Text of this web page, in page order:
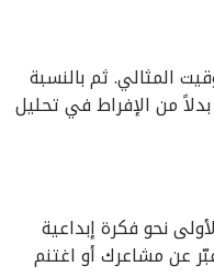
المثالي. ثم بالنسبة
من الإفراط في تحليل
نحو فكرة إبداعية
عن مشاعرك أو اغتنم